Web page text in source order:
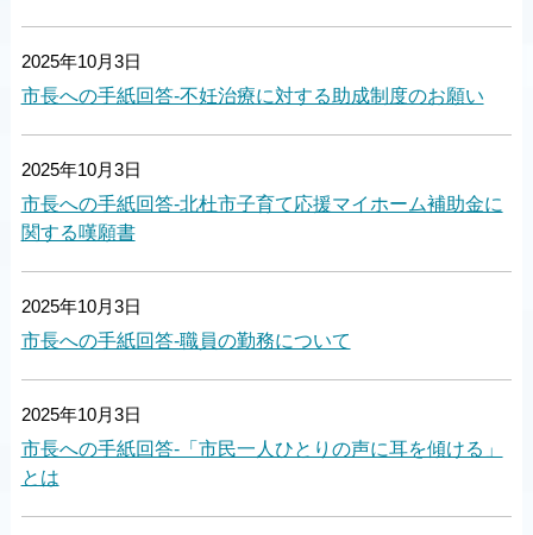
2025年10月3日
市長への手紙回答-不妊治療に対する助成制度のお願い
2025年10月3日
市長への手紙回答-北杜市子育て応援マイホーム補助金に
関する嘆願書
2025年10月3日
市長への手紙回答-職員の勤務について
2025年10月3日
市長への手紙回答-「市民一人ひとりの声に耳を傾ける」
とは